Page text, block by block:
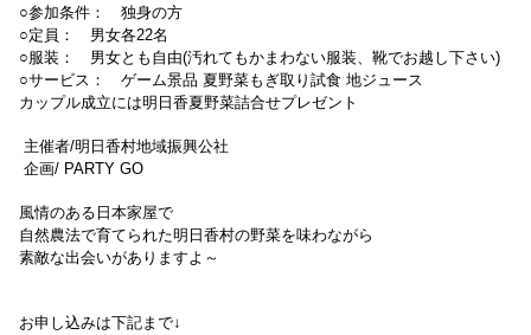
○参加条件： 独身の方
○定員： 男女各22名
○服装： 男女とも自由(汚れてもかまわない服装、靴でお越し下さい)
○サービス： ゲーム景品 夏野菜もぎ取り試食 地ジュース
カップル成立には明日香夏野菜詰合せプレゼント
主催者/明日香村地域振興公社
企画/ PARTY GO
風情のある日本家屋で
自然農法で育てられた明日香村の野菜を味わながら
素敵な出会いがありますよ～
お申し込みは下記まで↓